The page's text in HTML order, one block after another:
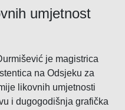
umjetnost
je magistrica
na Odsjeku za
likovnih umjetnosti
i dugogodišnja grafička